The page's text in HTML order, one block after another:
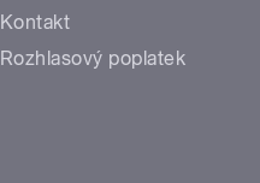
Kontakt
Rozhlasový poplatek